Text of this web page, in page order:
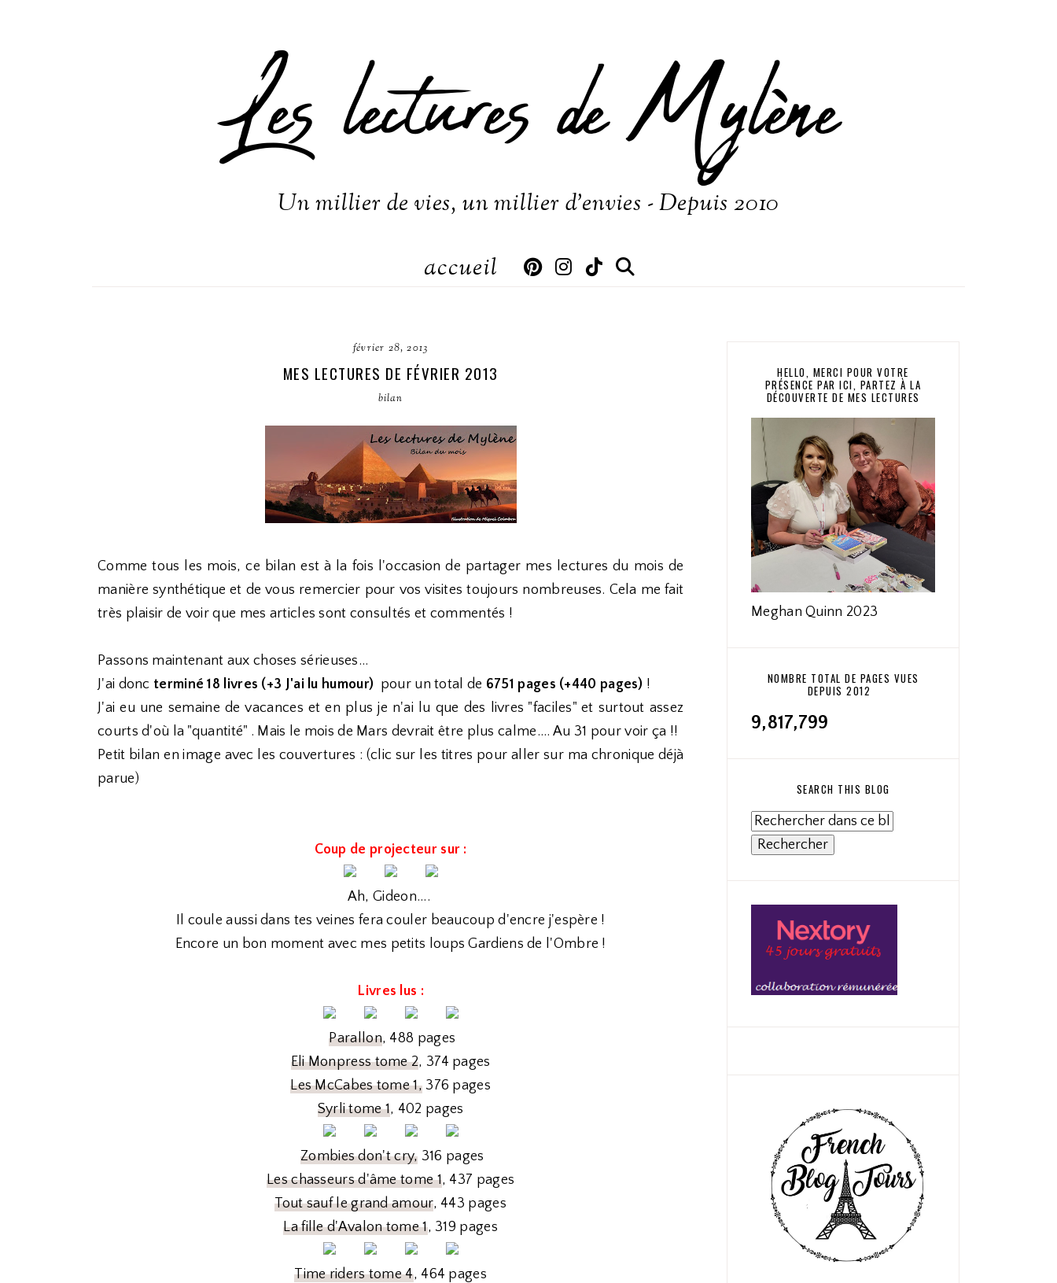
Les lectures de Mylène
Un millier de vies, un millier d'envies - Depuis 2010
accueil
février 28, 2013
MES LECTURES DE FÉVRIER 2013
bilan
Comme tous les mois, ce bilan est à la fois l'occasion de partager mes lectures du mois de
manière synthétique et de vous remercier pour vos visites toujours nombreuses. Cela me fait
très plaisir de voir que mes articles sont consultés et commentés !
Passons maintenant aux choses sérieuses...
J'ai donc terminé 18 livres (+3 J'ai lu humour) pour un total de 6751 pages (+440 pages) !
J'ai eu une semaine de vacances et en plus je n'ai lu que des livres "faciles" et surtout assez
courts d'où la "quantité" . Mais le mois de Mars devrait être plus calme.... Au 31 pour voir ça !!
Petit bilan en image avec les couvertures : (clic sur les titres pour aller sur ma chronique déjà
parue)
Coup de projecteur sur :
Ah, Gideon....
Il coule aussi dans tes veines fera couler beaucoup d'encre j'espère !
Encore un bon moment avec mes petits loups Gardiens de l'Ombre !
Livres lus :
Parallon, 488 pages
Eli Monpress tome 2, 374 pages
Les McCabes tome 1,376 pages
Syrli tome 1, 402 pages
Zombies don't cry, 316 pages
Les chasseurs d'âme tome 1, 437 pages
Tout sauf le grand amour, 443 pages
La fille d'Avalon tome 1, 319 pages
Time riders tome 4, 464 pages
HELLO, MERCI POUR VOTRE
PRÉSENCE PAR ICI, PARTEZ À LA
DÉCOUVERTE DE MES LECTURES
Meghan Quinn 2023
NOMBRE TOTAL DE PAGES VUES
DEPUIS 2012
9,817,799
SEARCH THIS BLOG